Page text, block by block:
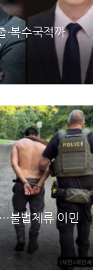
·복수국적까
불법체류 이민